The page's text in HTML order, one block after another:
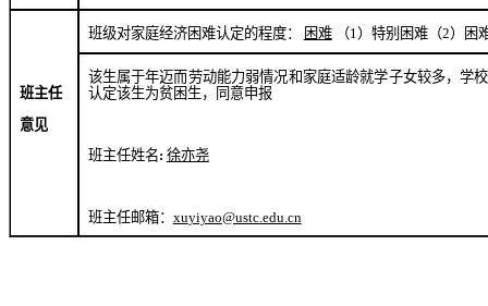
班主任
意见
班级对家庭经济困难认定的程度： 困难 （1）特别困难（2）困
该生属于年迈而劳动能力弱情况和家庭适龄就学子女较多，学校
认定该生为贫困生，同意申报
班主任姓名: 徐亦尧
班主任邮箱： xuyiyao@ustc.edu.cn